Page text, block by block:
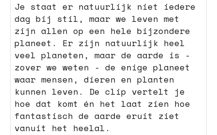
Je staat er natuurlijk niet iedere
dag bij stil, maar we leven met
zijn allen op een hele bijzondere
planeet. Er zijn natuurlijk heel
veel planeten, maar de aarde is -
zover we weten - de enige planeet
waar mensen, dieren en planten
kunnen leven. De clip vertelt je
hoe dat komt én het laat zien hoe
fantastisch de aarde eruit ziet
vanuit het heelal.